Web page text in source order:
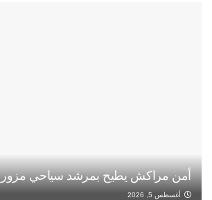
أمن مراكش يطيح بمرشد سياحي مزور
أغسطس 5, 2026